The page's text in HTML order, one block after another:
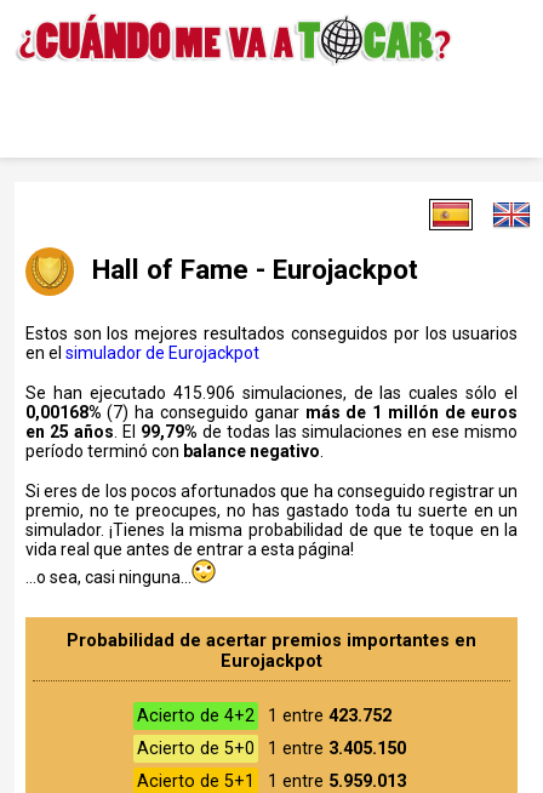
Hall of Fame - Eurojackpot
Estos son los mejores resultados conseguidos por los usuarios
en el simulador de Eurojackpot
Se han ejecutado 415.906 simulaciones, de las cuales sólo el
0,00168% (7) ha conseguido ganar más de 1 millón de euros
en 25 años . El 99,79% de todas las simulaciones en ese mismo
período terminó con balance negativo
Si eres de los pocos afortunados que ha conseguido registrar un
premio, no te preocupes, no has gastado toda tu suerte en un
simulador. ¡Tienes la misma probabilidad de que te toque en la
vida real que antes de entrar a esta página!
...o sea, casi ninguna...
Probabilidad de acertar premios importantes en
Eurojackpot
Acierto de 4+2 1 entre 423.752
Acierto de 5+0
1 entre 3.405.150
Acierto de 5+1
1 entre 5.959.013